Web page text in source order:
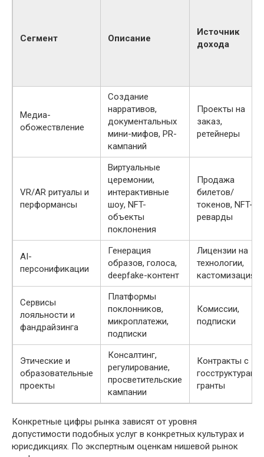
Сегмент Описание
Источник
дохода
Медиа-
обожествление
Создание
нарративов,
документальных
мини-мифов, PR-
кампаний
Проекты на
заказ,
ретейнеры
VR/AR ритуалы и
перформансы
Виртуальные
церемонии,
интерактивные
шоу, NFT-
объекты
поклонения
Продажа
билетов/
токенов, NFT-
реварды
AI-
персонификации
Генерация
образов, голоса,
deepfake-контент
Лицензии на
технологии,
кастомизация
Сервисы
лояльности и
фандрайзинга
Платформы
поклонников,
микроплатежи,
подписки
Комиссии,
подписки
Этические и
образовательные
проекты
Консалтинг,
регулирование,
просветительские
кампании
Контракты с
госструктурами,
гранты
Конкретные цифры рынка зависят от уровня
допустимости подобных услуг в конкретных культурах и
юрисдикциях. По экспертным оценкам нишевой рынок